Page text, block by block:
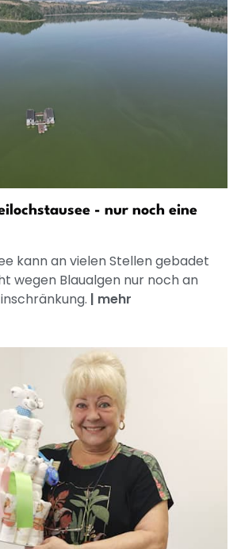
- nur noch eine
kann an vielen Stellen gebadet
wegen Blaualgen nur noch an
| mehr